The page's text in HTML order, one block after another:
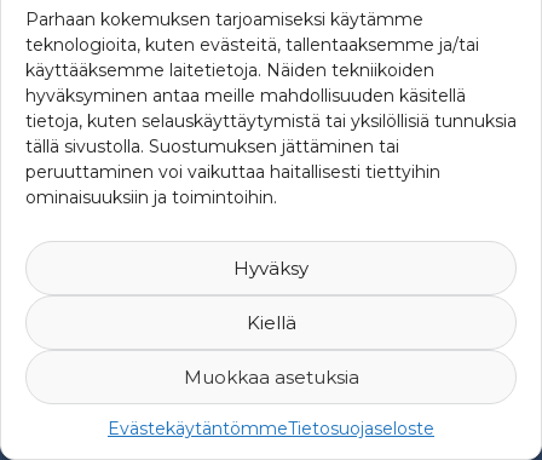
Parhaan kokemuksen tarjoamiseksi käytämme
teknologioita, kuten evästeitä, tallentaaksemme ja/tai
käyttääksemme laitetietoja. Näiden tekniikoiden
hyväksyminen antaa meille mahdollisuuden käsitellä
tietoja, kuten selauskäyttäytymistä tai yksilöllisiä tunnuksia
tällä sivustolla. Suostumuksen jättäminen tai
peruuttaminen voi vaikuttaa haitallisesti tiettyihin
ominaisuuksiin ja toimintoihin.
Hyväksy
Kiellä
Muokkaa asetuksia
EvästekäytäntömmeTietosuojaseloste
KATEGORIAT
Muut koulutukset
SRHY:n seminaarit
Yhdistyskokoukset
© 2007-2026 Suomen Riskienhallintayhdistys ry -Yksityisyys ja
rekisteriseloste-Web Design Mediaani